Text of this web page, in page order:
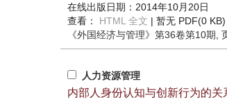
在线出版日期：2014年10月20日
查看： HTML 全文 | 暂无 PDF(0 KB)
《外国经济与管理》 第36卷第10期,
人力资源管理
内部人身份认知与创新行为的